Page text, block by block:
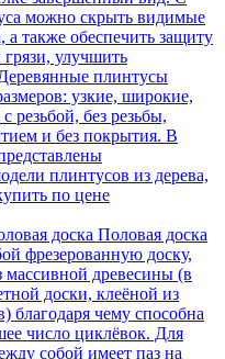
можно скрыть видимые
а также обеспечить защиту
улучшить
плинтусы
узкие, широкие,
резьбой, без резьбы,
и без покрытия. В
плинтусов из дерева,
по цене
доска Половая доска
фрезерованную доску,
древесины (в
доски, клеёной из
благодаря чему способна
число циклёвок. Для
собой имеет паз на